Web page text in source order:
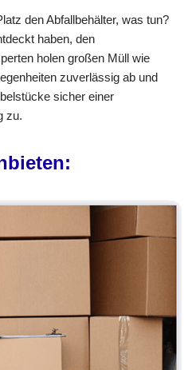
den Abfallbehälter, was tun?
haben, den
holen großen Müll wie
zuverlässig ab und
sicher einer
zu.